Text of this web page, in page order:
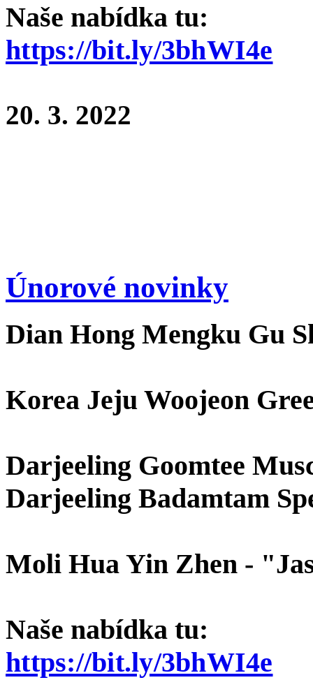
Naše nabídka tu:
https://bit.ly/3bhWI4e
20. 3. 2022
Únorové novinky
Dian Hong Mengku Gu
Korea Jeju Woojeon
Darjeeling Goomtee
Darjeeling Badamtam
Moli Hua Yin Zhen -
Naše nabídka tu:
https://bit.ly/3bhWI4e